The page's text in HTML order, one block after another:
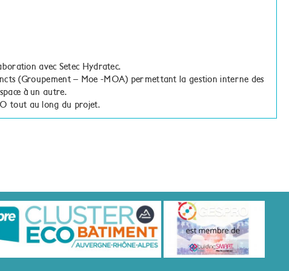
avec Setec Hydratec.
(Groupement – Moe -MOA) permettant la gestion interne des
à un autre.
tout au long du projet.